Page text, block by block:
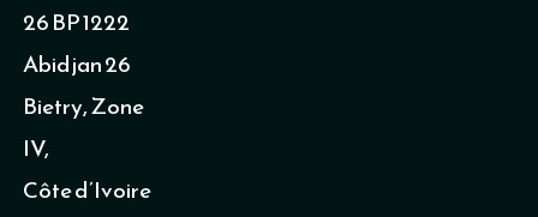
26 BP 1222
Abidjan 26
Bietry, Zone
IV,
Côte d’Ivoire